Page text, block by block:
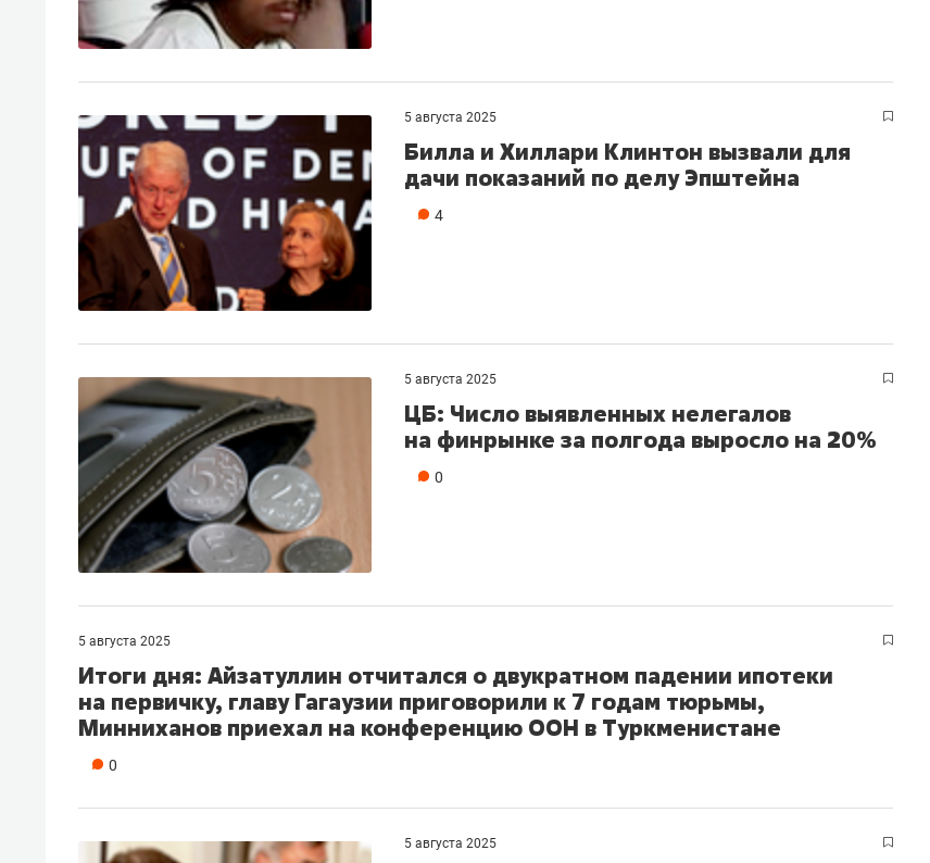
5 августа 2025
Билла и Хиллари Клинтон вызвали для
дачи показаний по делу Эпштейна
4
5 августа 2025
ЦБ: Число выявленных нелегалов
на финрынке за полгода выросло на 20%
0
5 августа 2025
Итоги дня: Айзатуллин отчитался о двукратном падении ипотеки
на первичку, главу Гагаузии приговорили к 7 годам тюрьмы,
Минниханов приехал на конференцию ООН в Туркменистане
0
5 августа 2025